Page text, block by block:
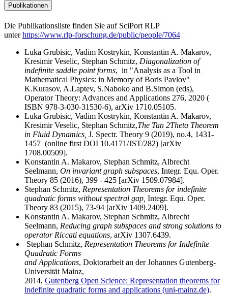
Publikationen
Die Publikationsliste finden Sie auf SciPort RLP
unterhttps://www.rlp-forschung.de/public/people/7064
Luka Grubisic, Vadim Kostrykin, Konstantin A. Makarov,
Kresimir Veselic, Stephan Schmitz, Diagonalization of
indefinite saddle point forms, in "Analysis as a Tool in
Mathematical Physics: in Memory of Boris Pavlov"
K.Kurasov, A.Laptev, S.Naboko and B.Simon (eds),
Operator Theory: Advances and Applications 276, 2020 (
ISBN 978-3-030-31530-6), arXiv 1710.05105.
Luka Grubisic, Vadim Kostrykin, Konstantin A. Makarov,
Kresimir Veselic, Stephan Schmitz,The Tan 2Theta Theorem
in Fluid Dynamics, J. Spectr. Theory 9 (2019), no.4, 1431-
1457 (online first DOI 10.4171/JST/282) [arXiv
1708.00509].
Konstantin A. Makarov, Stephan Schmitz, Albrecht
Seelmann, On invariant graph subspaces, Integr. Equ. Oper.
Theory 85 (2016), 399 - 425 [arXiv 1509.07984].
Stephan Schmitz, Representation Theorems for indefinite
quadratic forms without spectral gap, Integr. Equ. Oper.
Theory 83 (2015), 73-94 [arXiv 1409.2409].
Konstantin A. Makarov, Stephan Schmitz, Albrecht
Seelmann, Reducing graph subspaces and strong solutions to
operator Riccati equations, arXiv 1307.6439.
Stephan Schmitz, Representation Theorems for Indefinite
Quadratic Forms
and Applications, Doktorarbeit an der Johannes Gutenberg-
Universität Mainz,
2014, Gutenberg Open Science: Representation theorems for
indefinite quadratic forms and applications (uni-mainz.de).